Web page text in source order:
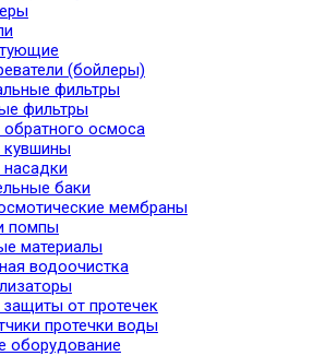
(бойлеры)
фильтры
фильтры
осмоса
баки
мембраны
помпы
материалы
водоочистка
от протечек
протечки воды
оборудование